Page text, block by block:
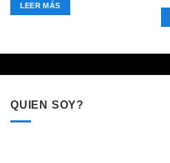
LEER MÁS
QUIEN SOY?